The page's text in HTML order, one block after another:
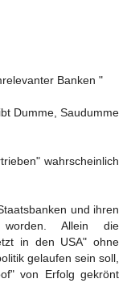
Banken "
Dumme, Saudumme
wahrscheinlich
und ihren
worden. Allein die
in den USA" ohne
gelaufen sein soll,
von Erfolg gekrönt